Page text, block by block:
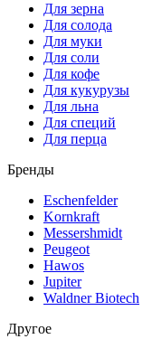
Для зерна
Для солода
Для муки
Для соли
Для кофе
Для кукурузы
Для льна
Для специй
Для перца
Бренды
Eschenfelder
Kornkraft
Messershmidt
Peugeot
Hawos
Jupiter
Waldner Biotech
Другое